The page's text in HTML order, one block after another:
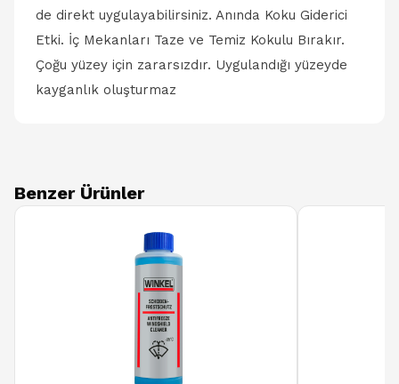
de direkt uygulayabilirsiniz. Anında Koku Giderici
Etki. İç Mekanları Taze ve Temiz Kokulu Bırakır.
Çoğu yüzey için zararsızdır. Uygulandığı yüzeyde
kayganlık oluşturmaz
Benzer Ürünler